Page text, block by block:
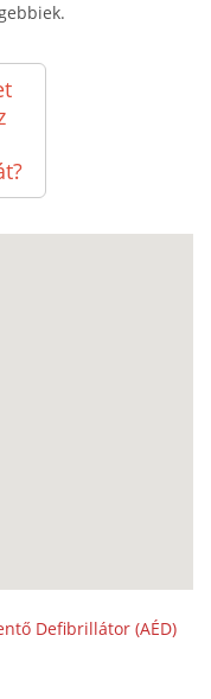
Defibrillátor (AÉD)